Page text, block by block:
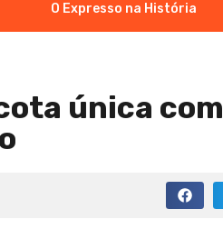
O Expresso na História
única com